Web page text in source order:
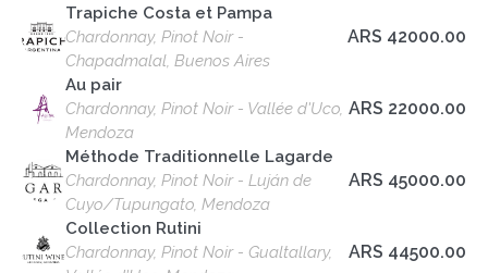
Trapiche Costa et Pampa
Chardonnay, Pinot Noir -
Chapadmalal, Buenos Aires
ARS 42000.00
Au pair
Chardonnay, Pinot Noir - Vallée d'Uco,
Mendoza
ARS 22000.00
Méthode Traditionnelle Lagarde
Chardonnay, Pinot Noir - Luján de
Cuyo/Tupungato, Mendoza
ARS 45000.00
Collection Rutini
Chardonnay, Pinot Noir - Gualtallary,
ARS 44500.00